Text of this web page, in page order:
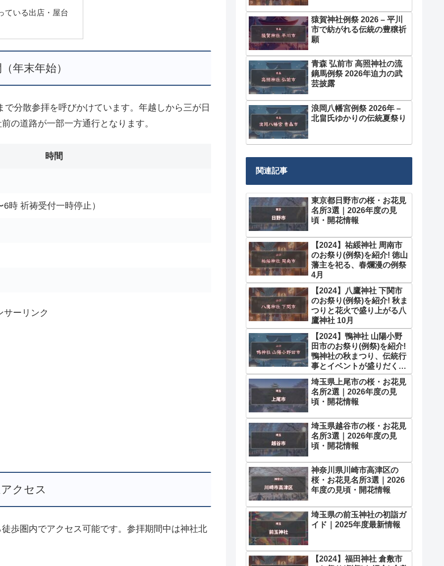
ている出店・屋台
年末年始）
分散参拝を呼びかけています。年越しから三が日
の道路が一部一方通行となります。
時間
時 祈祷受付一時停止）
サーリンク
クセス
歩圏内でアクセス可能です。参拝期間中は神社北
猿賀神社例祭 2026 – 平川
市で紡がれる伝統の豊穣祈
願
青森 弘前市 高照神社の流
鏑馬例祭 2026年迫力の武
芸披露
浪岡八幡宮例祭 2026年 –
北畠氏ゆかりの伝統夏祭り
関連記事
東京都日野市の桜・お花見
名所3選｜2026年度の見
頃・開花情報
【2024】祐綏神社 周南市
のお祭り(例祭)を紹介! 徳山
藩主を祀る、春爛漫の例祭
4月
【2024】八鷹神社 下関市
のお祭り(例祭)を紹介! 秋ま
つりと花火で盛り上がる八
鷹神社 10月
【2024】鴨神社 山陽小野
田市のお祭り(例祭)を紹介!
鴨神社の秋まつり、伝統行
事とイベントが盛りだくさ
ん 11月
埼玉県上尾市の桜・お花見
名所2選｜2026年度の見
頃・開花情報
埼玉県越谷市の桜・お花見
名所3選｜2026年度の見
頃・開花情報
神奈川県川崎市高津区の
桜・お花見名所3選｜2026
年度の見頃・開花情報
埼玉県の前玉神社の初詣ガ
イド｜2025年度最新情報
【2024】福田神社 倉敷市